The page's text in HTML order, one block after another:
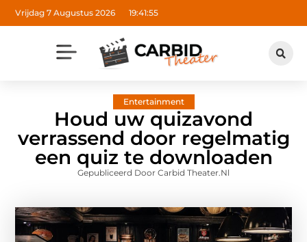
Vrijdag 7 Augustus 2026 19:41:56
Entertainment
Houd uw quizavond
verrassend door regelmatig
een quiz te downloaden
Gepubliceerd Door Carbid Theater.nl